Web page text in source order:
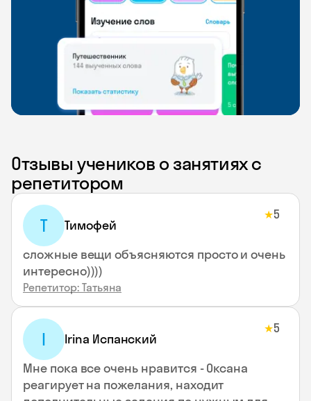
Отзывы учеников о занятиях с
репетитором
Т Тимофей
★5
сложные вещи объясняются просто и очень
интересно))))
Репетитор: Татьяна
I Irina Испанский
★5
Мне пока все очень нравится - Оксана
реагирует на пожелания, находит